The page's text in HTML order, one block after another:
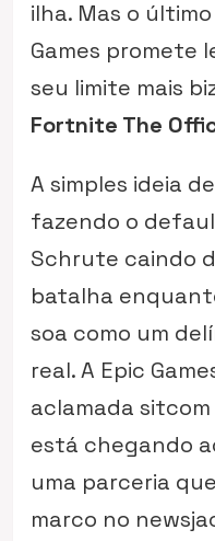
ilha. Mas o
Games promete
seu limite mais
Fortnite The
A simples ideia
fazendo o
Schrute caindo
batalha
soa como um
real. A Epic
aclamada sitcom
está chegando
uma parceria
marco no